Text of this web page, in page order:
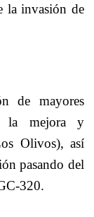
la invasión de
de mayores
la mejora y
Olivos), así
pasando del
320.